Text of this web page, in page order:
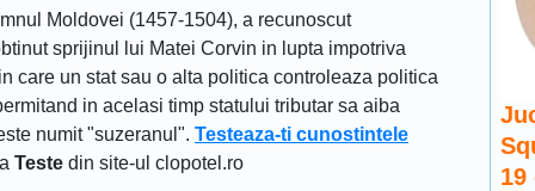
Moldovei (1457-1504), a recunoscut
sprijinul lui Matei Corvin in lupta impotriva
care un stat sau o alta politica controleaza politica
in acelasi timp statului tributar sa aiba
numit "suzeranul". Testeaza-ti cunostintele
Teste din site-ul clopotel.ro
19